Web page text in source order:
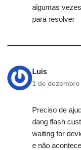
algumas
para resolver
Luis
1 de
Preciso de
dang flash
waiting for
e não